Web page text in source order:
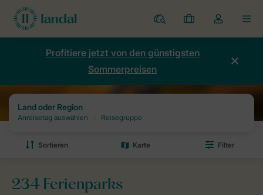
Ferienparks
Meine
Buchungen
Dropdown-
Menü
Kontos
Profitiere jetzt von den günstigsten
Sommerpreisen